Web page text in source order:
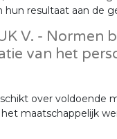
hun resultaat aan de
V. - Normen
van het
over voldoende
maatschappelijk